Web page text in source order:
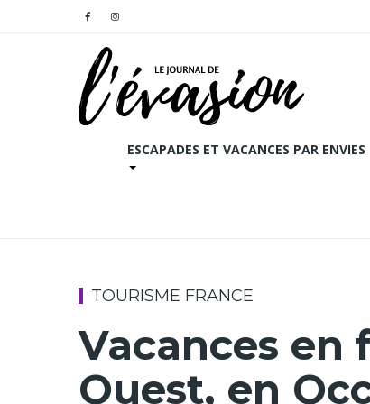
ESCAPADES ET VACANCES PAR ENVIES
TOURISME FRANCE
Vacances en
Ouest, en